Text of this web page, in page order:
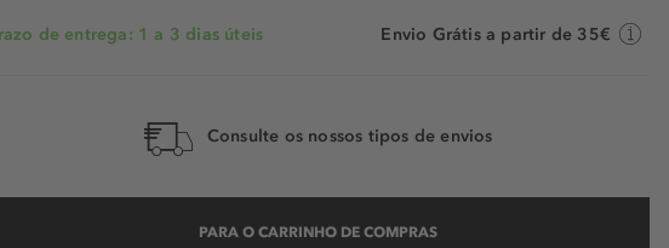
de entrega: 1 a 3 dias úteis Envio Grátis a partir de 35€
Consulte os nossos tipos de envios
PARA O CARRINHO DE COMPRAS